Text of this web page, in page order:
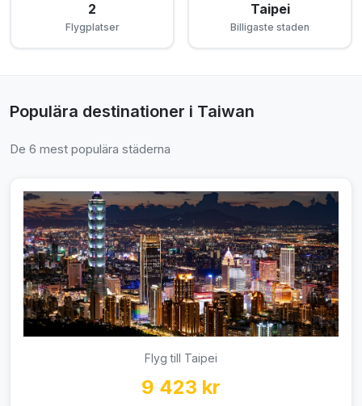
2
Flygplatser
Taipei
Billigaste staden
Populära destinationer i Taiwan
De 6 mest populära städerna
Flyg till Taipei
9 423 kr